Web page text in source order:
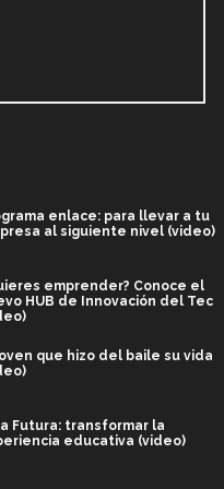
enlace: para llevar a tu
al siguiente nivel (video)
emprender? Conoce el
HUB de Innovación del Tec
que hizo del baile su vida
Futura: transformar la
educativa (video)